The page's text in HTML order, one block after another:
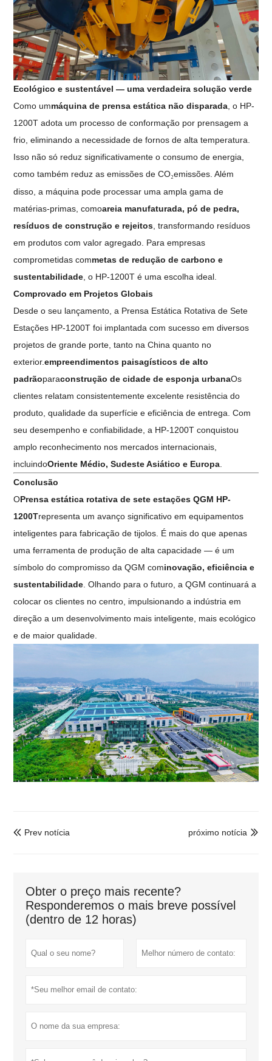
Ecológico e sustentável — uma verdadeira solução verde
Como ummáquina de prensa estática não disparada , o HP-
1200T adota um processo de conformação por prensagem a
frio, eliminando a necessidade de fornos de alta temperatura.
Isso não só reduz significativamente o consumo de energia,
como também reduz as emissões de CO₂emissões. Além
disso, a máquina pode processar uma ampla gama de
matérias-primas, comoareia manufaturada, pó de pedra,
resíduos de construção e rejeitos , transformando resíduos
em produtos com valor agregado. Para empresas
comprometidas commetas de redução de carbono e
sustentabilidade , o HP-1200T é uma escolha ideal.
Comprovado em Projetos Globais
Desde o seu lançamento, a Prensa Estática Rotativa de Sete
Estações HP-1200T foi implantada com sucesso em diversos
projetos de grande porte, tanto na China quanto no
exterior.empreendimentos paisagísticos de alto
padrãoparaconstrução de cidade de esponja urbanaOs
clientes relatam consistentemente excelente resistência do
produto, qualidade da superfície e eficiência de entrega. Com
seu desempenho e confiabilidade, a HP-1200T conquistou
amplo reconhecimento nos mercados internacionais,
incluindoOriente Médio, Sudeste Asiático e Europa
Conclusão
OPrensa estática rotativa de sete estações QGM HP-
1200Trepresenta um avanço significativo em equipamentos
inteligentes para fabricação de tijolos. É mais do que apenas
uma ferramenta de produção de alta capacidade — é um
símbolo do compromisso da QGM cominovação, eficiência e
sustentabilidade . Olhando para o futuro, a QGM continuará a
colocar os clientes no centro, impulsionando a indústria em
direção a um desenvolvimento mais inteligente, mais ecológico
e de maior qualidade.
 Prev notícia 
próximo notícia
Obter o preço mais recente?
Responderemos o mais breve possível
(dentro de 12 horas)